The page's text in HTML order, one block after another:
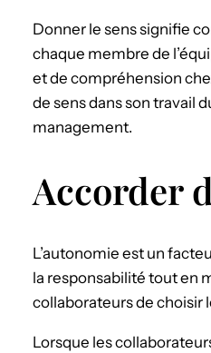
Donner le sens signifie
chaque membre de
et de compréhension
de sens dans son travail
management.
Accorder
L’autonomie est un
la responsabilité tout en
collaborateurs de choisir
Lorsque les